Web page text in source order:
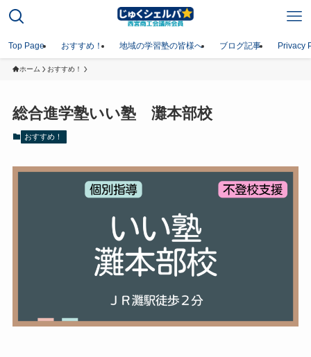
Top Page おすすめ！ 地域の学習塾の皆様へ ブログ記事 Privacy
ホーム おすすめ！
総合進学塾いい塾 灘本部校
おすすめ！